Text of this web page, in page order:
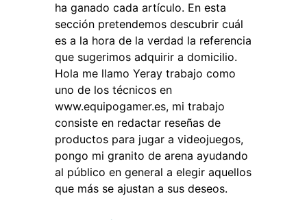
ha ganado cada artículo. En esta
sección pretendemos descubrir cuál
es a la hora de la verdad la referencia
que sugerimos adquirir a domicilio.
Hola me llamo Yeray trabajo como
uno de los técnicos en
www.equipogamer.es, mi trabajo
consiste en redactar reseñas de
productos para jugar a videojuegos,
pongo mi granito de arena ayudando
al público en general a elegir aquellos
que más se ajustan a sus deseos.